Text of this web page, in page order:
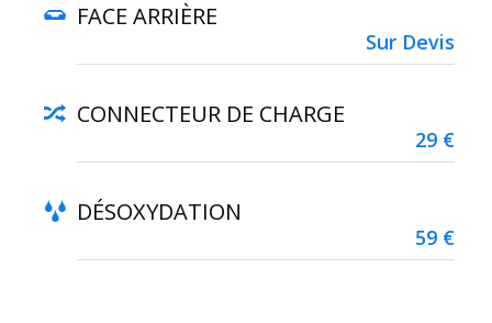
FACE ARRIÈRE
Sur Devis
CONNECTEUR DE CHARGE
29 €
DÉSOXYDATION
59 €